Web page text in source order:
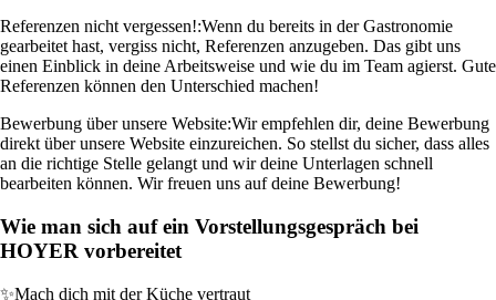
Referenzen nicht vergessen!:Wenn du bereits in der Gastronomie
gearbeitet hast, vergiss nicht, Referenzen anzugeben. Das gibt uns
einen Einblick in deine Arbeitsweise und wie du im Team agierst. Gute
Referenzen können den Unterschied machen!
Bewerbung über unsere Website:Wir empfehlen dir, deine Bewerbung
direkt über unsere Website einzureichen. So stellst du sicher, dass alles
an die richtige Stelle gelangt und wir deine Unterlagen schnell
bearbeiten können. Wir freuen uns auf deine Bewerbung!
Wie man sich auf ein Vorstellungsgespräch bei
HOYER vorbereitet
✨Mach dich mit der Küche vertraut